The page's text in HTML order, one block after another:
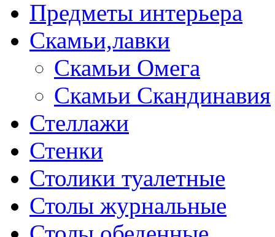
Предметы интерьера
Скамьи,лавки
Скамьи Омега
Скамьи Скандинавия
Стеллажи
Стенки
Столики туалетные
Столы журнальные